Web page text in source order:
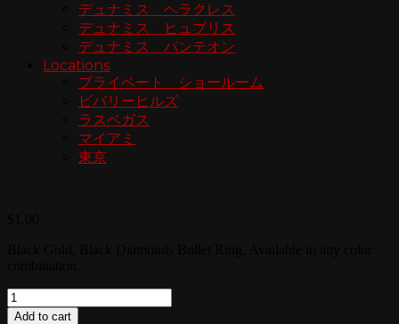
デュナミス ヘラクレス
デュナミス ヒュブリス
デュナミス パンテオン
Locations
プライベート ショールーム
ビバリーヒルズ
ラスベガス
マイアミ
東京
Quantity
Add to cart